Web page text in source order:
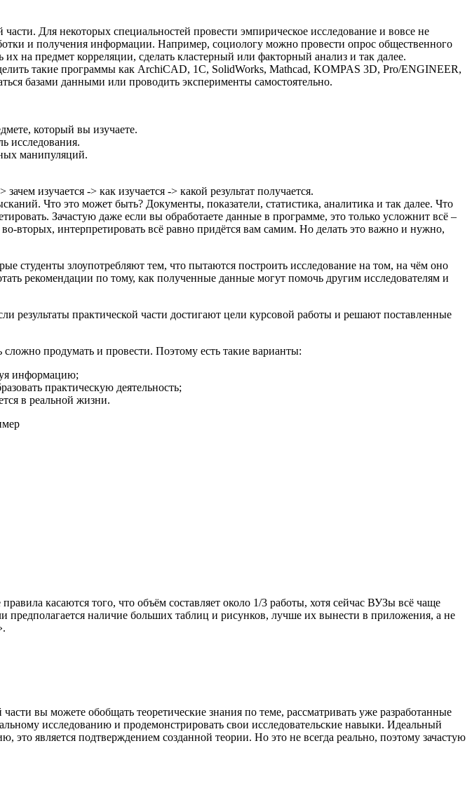
Для некоторых специальностей провести эмпирическое исследование и вовсе не
и получения информации. Например, социологу можно провести опрос общественного
на предмет корреляции, сделать кластерный или факторный анализ и так далее.
такие программы как ArchiCAD, 1С, SolidWorks, Mathcad, KOMPAS 3D, Pro/ENGINEER,
базами данными или проводить эксперименты самостоятельно.
который вы изучаете.
исследования.
манипуляций.
изучается -> как изучается -> какой результат получается.
Что это может быть? Документы, показатели, статистика, аналитика и так далее. Что
Зачастую даже если вы обработаете данные в программе, это только усложнит всё –
вторых, интерпретировать всё равно придётся вам самим. Но делать это важно и нужно,
студенты злоупотребляют тем, что пытаются построить исследование на том, на чём оно
рекомендации по тому, как полученные данные могут помочь другим исследователям и
практической части достигают цели курсовой работы и решают поставленные
сложно продумать и провести. Поэтому есть такие варианты:
информацию;
практическую деятельность;
в реальной жизни.
касаются того, что объём составляет около 1/3 работы, хотя сейчас ВУЗы всё чаще
наличие больших таблиц и рисунков, лучше их вынести в приложения, а не
вы можете обобщать теоретические знания по теме, рассматривать уже разработанные
исследованию и продемонстрировать свои исследовательские навыки. Идеальный
это является подтверждением созданной теории. Но это не всегда реально, поэтому зачастую